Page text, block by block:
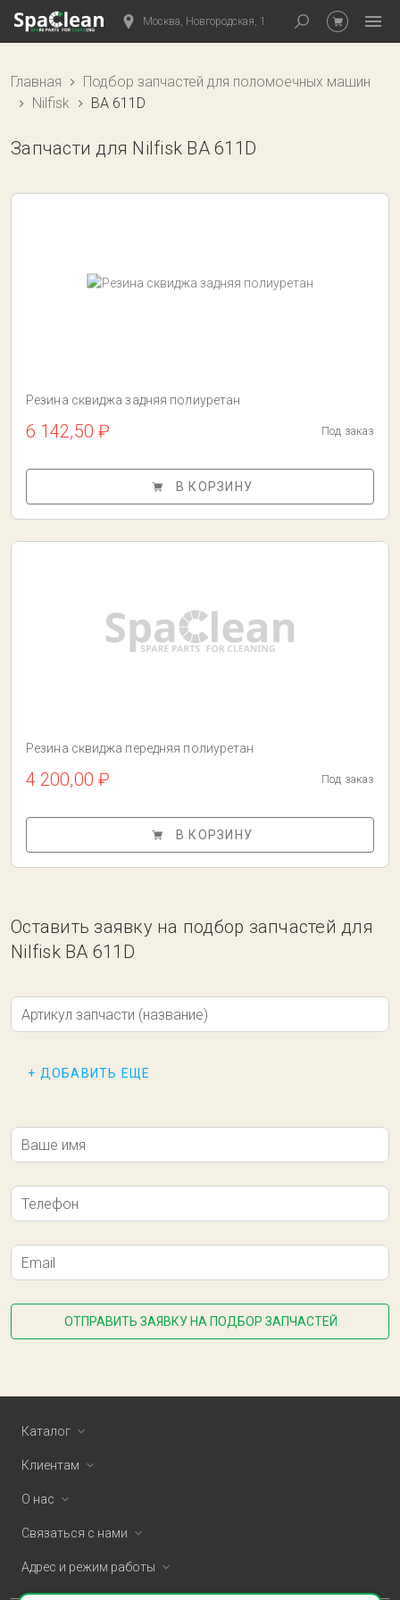
Москва, Новгородская, 1
Главная
Подбор запчастей для поломоечных машин
Nilfisk
BA 611D
Запчасти для Nilfisk BA 611D
Резина сквиджа задняя полиуретан
6 142,50 ₽ Под заказ
В КОРЗИНУ
Резина сквиджа передняя полиуретан
4 200,00 ₽ Под заказ
В КОРЗИНУ
Оставить заявку на подбор запчастей для
Nilfisk BA 611D
Артикул запчасти (название)
+ ДОБАВИТЬ ЕЩЕ
Ваше имя
Телефон
Email
ОТПРАВИТЬ ЗАЯВКУ НА ПОДБОР ЗАПЧАСТЕЙ
Каталог
Клиентам
О нас
Связаться с нами
Адрес и режим работы